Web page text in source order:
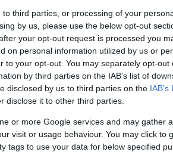
third parties, or processing of your
by us, please use the below opt-out
your opt-out request is processed you
on personal information utilized by us or
to your opt-out. You may separately opt-out
by third parties on the IAB’s list of
disclosed by us to third parties on the IAB’s
disclose it to other third parties.
or more Google services and may gather
visit or usage behaviour. You may click to
tags to use your data for below specified
2020. január 14. kedd, 07:53
Egy helyet
javítottak
Kovácsék a
nyitányon